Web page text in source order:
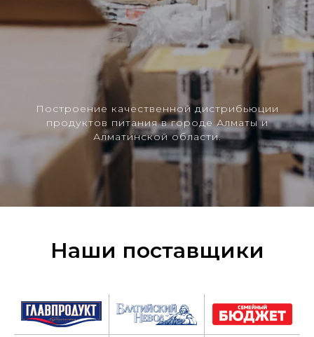
Построение качественной дистрибьюции
продуктов питания в городе Алматы и
Алматинской области.
Наши поставщики